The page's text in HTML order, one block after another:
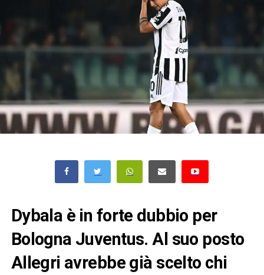
Dybala è in forte dubbio per
Bologna Juventus. Al suo posto
Allegri avrebbe già scelto chi